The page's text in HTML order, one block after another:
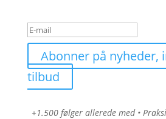
Abonner på nyheder,
tilbud
+1.500 følger allerede med •